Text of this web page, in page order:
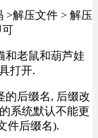
>解压文件 > 解压
可
和老鼠和葫芦娃
打开.
的后缀名, 后缀改
系统默认不能更
件后缀名).